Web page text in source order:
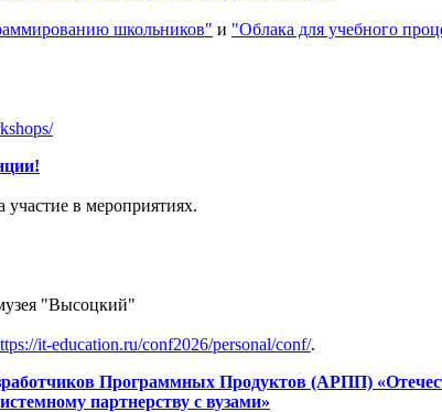
школьников" и "Облака для учебного
в мероприятиях.
"Высоцкий"
it-education.ru/conf2026/personal/conf/.
Программных Продуктов (АРПП)
партнерству с вузами»